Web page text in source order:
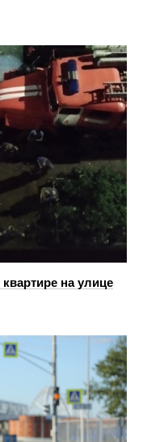
на улице